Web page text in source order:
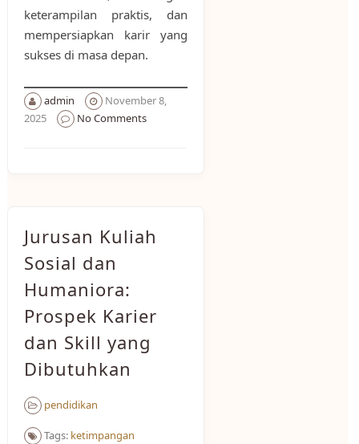
keterampilan praktis, dan
mempersiapkan karir yang
sukses di masa depan.
admin
November 8,
2025
No Comments
Jurusan Kuliah
Sosial dan
Humaniora:
Prospek Karier
dan Skill yang
Dibutuhkan
pendidikan
Tags: ketimpangan